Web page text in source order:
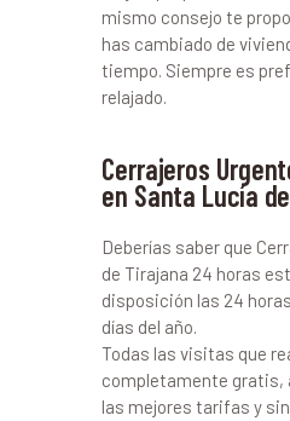
mismo consejo te
has cambiado de
tiempo. Siempre es
relajado.
Cerrajeros
en Santa Lucía
Deberías saber que
de Tirajana 24 horas
disposición las 24
días del año.
Todas las visitas que
completamente gratis,
las mejores tarifas y